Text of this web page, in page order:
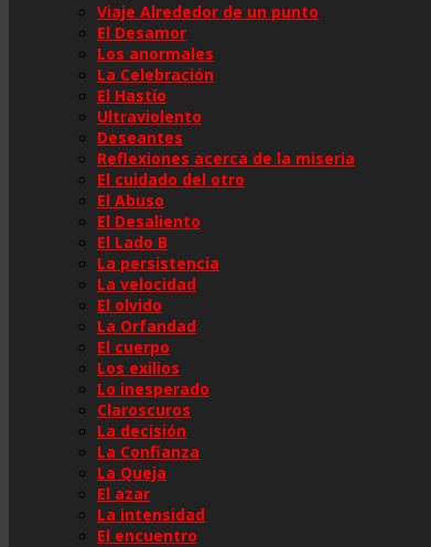
Viaje Alrededor de un punto
El Desamor
Los anormales
La Celebración
El Hastío
Ultraviolento
Deseantes
Reflexiones acerca de la miseria
El cuidado del otro
El Abuso
El Desaliento
El Lado B
La persistencia
La velocidad
El olvido
La Orfandad
El cuerpo
Los exilios
Lo inesperado
Claroscuros
La decisión
La Confianza
La Queja
El azar
La intensidad
El encuentro